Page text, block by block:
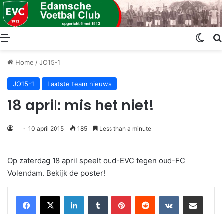
Menu
Home /JO15-1
JO15-1 Laatste team nieuws
18 april: mis het niet!
10 april 2015 185 Less than a minute
Op zaterdag 18 april speelt oud-EVC tegen oud-FC
Volendam. Bekijk de poster!
LinkedInTumblr PinterestReddit VKontakteShare via Email